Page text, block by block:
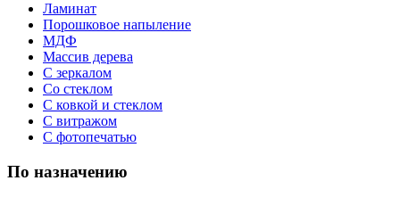
Ламинат
Порошковое напыление
МДФ
Массив дерева
С зеркалом
Со стеклом
С ковкой и стеклом
С витражом
С фотопечатью
По назначению